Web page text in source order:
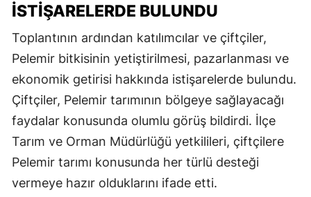
İSTIŞARELERDE BULUNDU
Toplantının ardından katılımcılar ve çiftçiler,
Pelemir bitkisinin yetiştirilmesi, pazarlanması ve
ekonomik getirisi hakkında istişarelerde bulundu.
Çiftçiler, Pelemir tarımının bölgeye sağlayacağı
faydalar konusunda olumlu görüş bildirdi. İlçe
Tarım ve Orman Müdürlüğü yetkilileri, çiftçilere
Pelemir tarımı konusunda her türlü desteği
vermeye hazır olduklarını ifade etti.